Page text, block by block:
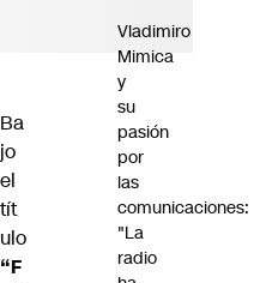
Ba
jo
el
tít
ulo
“F
Vladimiro
Mimica
y
su
pasión
por
las
comunicaciones:
"La
radio